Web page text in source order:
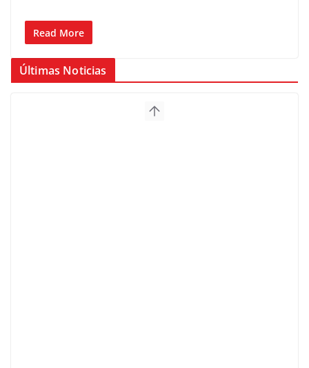
Read More
Últimas Noticias